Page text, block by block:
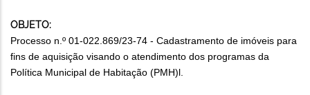
OBJETO:
Processo n.º 01-022.869/23-74 - Cadastramento de imóveis para
fins de aquisição visando o atendimento dos programas da
Política Municipal de Habitação (PMH)l.